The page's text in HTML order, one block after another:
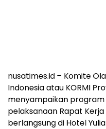
nusatimes.id – Komite
Indonesia atau KORMI
menyampaikan program
pelaksanaan Rapat
berlangsung di Hotel